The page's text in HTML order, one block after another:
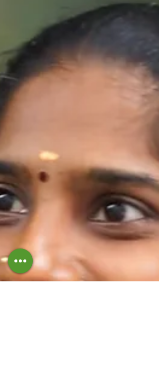
incontriamo G. Premavathi. G. Premavathi è
madre di una splendida bambina, Kinari, e
racconta...